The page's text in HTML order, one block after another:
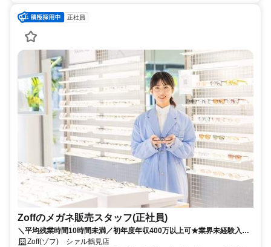
正社員
Zoffのメガネ販売スタッフ(正社員)
＼平均残業時間10時間未満／初年度年収400万以上可★業界未経験入社
90%★充実したOJTあり★面接2回で内定まで1カ月以内★2026年8月・
Zoff(ゾフ) シァル鶴見店